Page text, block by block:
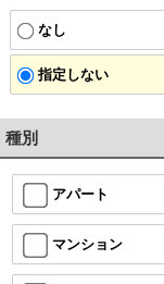
なし
指定しない
種別
アパート
マンション